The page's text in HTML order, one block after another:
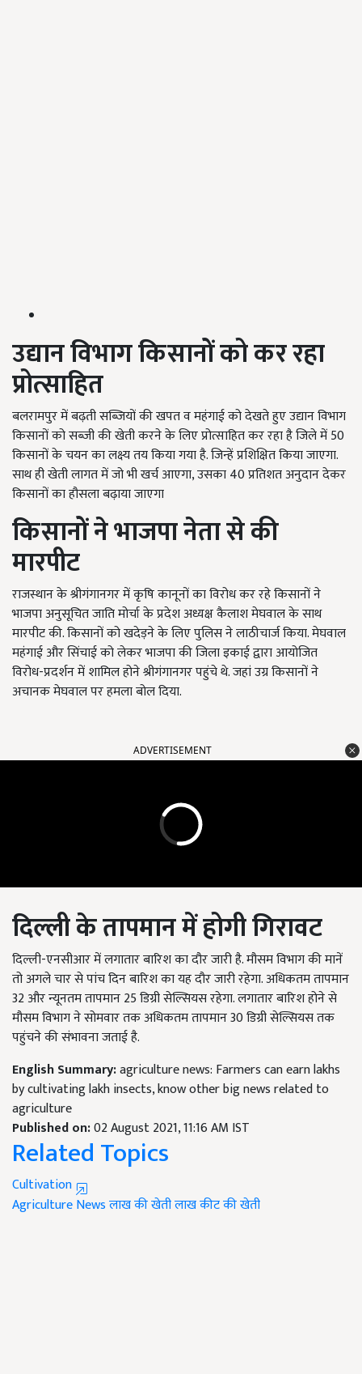
उद्यान विभाग किसानों को कर रहा
प्रोत्साहित
बलरामपुर में बढ़ती सब्जियों की खपत व महंगाई को देखते हुए उद्यान विभाग
किसानों को सब्जी की खेती करने के लिए प्रोत्साहित कर रहा है जिले में 50
किसानों के चयन का लक्ष्य तय किया गया है. जिन्हें प्रशिक्षित किया जाएगा.
साथ ही खेती लागत में जो भी खर्च आएगा, उसका 40 प्रतिशत अनुदान देकर
किसानों का हौसला बढ़ाया जाएगा
किसानों ने भाजपा नेता से की
मारपीट
राजस्थान के श्रीगंगानगर में कृषि कानूनों का विरोध कर रहे किसानों ने
भाजपा अनुसूचित जाति मोर्चा के प्रदेश अध्यक्ष कैलाश मेघवाल के साथ
मारपीट की. किसानों को खदेड़ने के लिए पुलिस ने लाठीचार्ज किया. मेघवाल
महंगाई और सिंचाई को लेकर भाजपा की जिला इकाई द्वारा आयोजित
विरोध-प्रदर्शन में शामिल होने श्रीगंगानगर पहुंचे थे. जहां उग्र किसानों ने
अचानक मेघवाल पर हमला बोल दिया.
ADVERTISEMENT
दिल्ली के तापमान में होगी गिरावट
दिल्ली-एनसीआर में लगातार बारिश का दौर जारी है. मौसम विभाग की मानें
तो अगले चार से पांच दिन बारिश का यह दौर जारी रहेगा. अधिकतम तापमान
32 और न्यूनतम तापमान 25 डिग्री सेल्सियस रहेगा. लगातार बारिश होने से
मौसम विभाग ने सोमवार तक अधिकतम तापमान 30 डिग्री सेल्सियस तक
पहुंचने की संभावना जताई है.
English Summary:agriculture news: Farmers can earn lakhs
by cultivating lakh insects, know other big news related to
agriculture
Published on:02 August 2021, 11:16 AM IST
Related Topics
Cultivation
Agriculture Newsलाख की खेतीलाख कीट की खेती